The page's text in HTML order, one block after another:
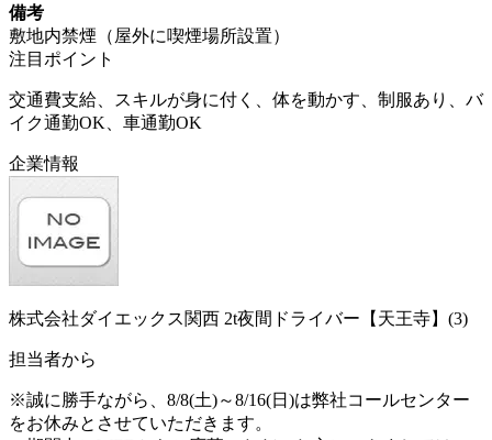
備考
敷地内禁煙（屋外に喫煙場所設置）
注目ポイント
交通費支給、スキルが身に付く、体を動かす、制服あり、バ
イク通勤OK、車通勤OK
企業情報
株式会社ダイエックス関西 2t夜間ドライバー【天王寺】(3)
担当者から
※誠に勝手ながら、8/8(土)～8/16(日)は弊社コールセンター
をお休みとさせていただきます。